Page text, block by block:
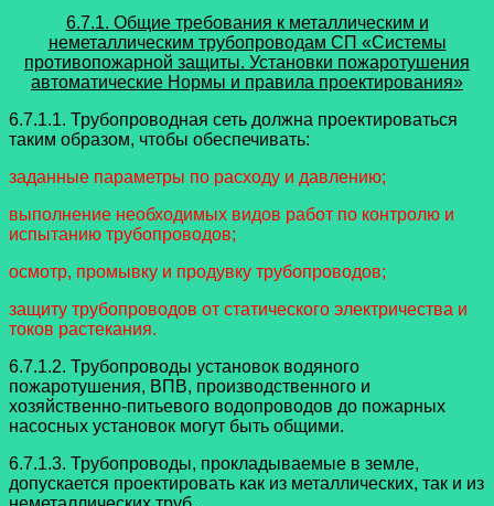
6.7.1. Общие требования к металлическим и
неметаллическим трубопроводам СП «Системы
противопожарной защиты. Установки пожаротушения
автоматические Нормы и правила проектирования»
6.7.1.1. Трубопроводная сеть должна проектироваться
таким образом, чтобы обеспечивать:
заданные параметры по расходу и давлению;
выполнение необходимых видов работ по контролю и
испытанию трубопроводов;
осмотр, промывку и продувку трубопроводов;
защиту трубопроводов от статического электричества и
токов растекания.
6.7.1.2. Трубопроводы установок водяного
пожаротушения, ВПВ, производственного и
хозяйственно-питьевого водопроводов до пожарных
насосных установок могут быть общими.
6.7.1.3. Трубопроводы, прокладываемые в земле,
допускается проектировать как из металлических, так и из